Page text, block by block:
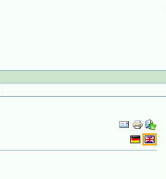
Document
Actions